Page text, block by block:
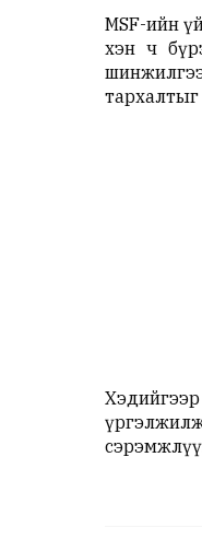
MSF-ийн
хэн ч